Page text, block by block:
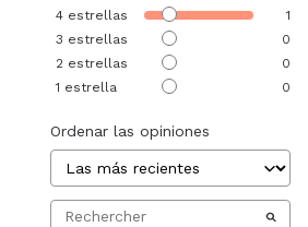
4 estrellas
1
3 estrellas
0
2 estrellas
0
1 estrella 0
Ordenar las opiniones